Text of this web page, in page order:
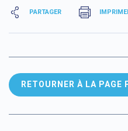
PARTAGER
RETOURNER À LA PAGE